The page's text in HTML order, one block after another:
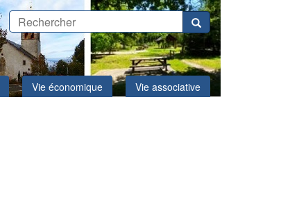
Vie économique Vie associative